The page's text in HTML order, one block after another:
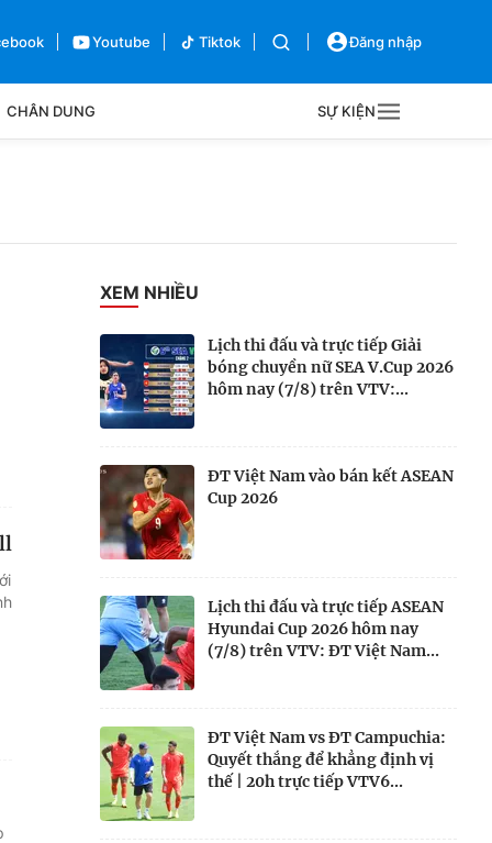
Youtube Tiktok Đăng nhập
CHÂN DUNG SỰ KIỆN
XEM NHIỀU
Lịch thi đấu và trực tiếp Giải
bóng chuyền nữ SEA V.Cup 2026
hôm nay (7/8) trên VTV:...
ĐT Việt Nam vào bán kết ASEAN
Cup 2026
Lịch thi đấu và trực tiếp ASEAN
Hyundai Cup 2026 hôm nay
(7/8) trên VTV: ĐT Việt Nam...
ĐT Việt Nam vs ĐT Campuchia:
Quyết thắng để khẳng định vị
thế | 20h trực tiếp VTV6...